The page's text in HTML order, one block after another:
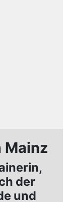
Mainz
der
und